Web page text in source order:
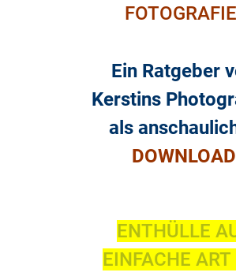
Ein Ratgeber
Kerstins
als
DOWNLOAD
ENTHÜLLE
EINFACHE ART